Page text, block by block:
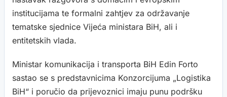
institucijama te formalni zahtjev za održavanje
tematske sjednice Vijeća ministara BiH, ali i
entitetskih vlada.
Ministar komunikacija i transporta BiH Edin Forto
sastao se s predstavnicima Konzorcijuma „Logistika
BiH“ i poručio da prijevoznici imaju punu podršku